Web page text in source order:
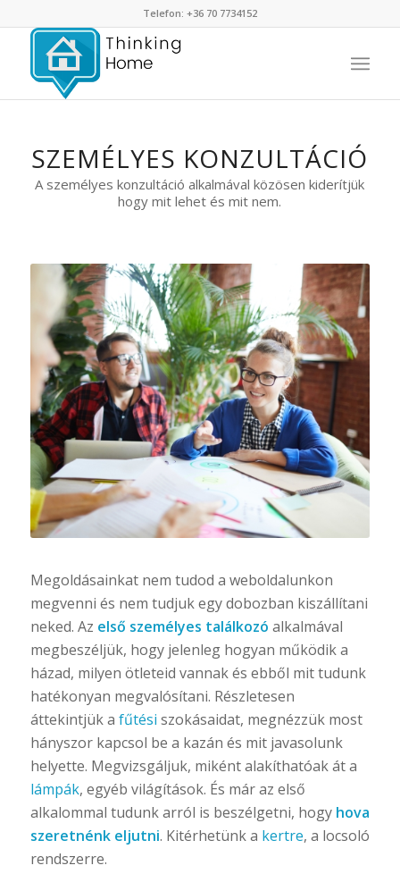
Telefon: +36 70 7734152
SZEMÉLYES KONZULTÁCIÓ
A személyes konzultáció alkalmával közösen kiderítjük
hogy mit lehet és mit nem.
Megoldásainkat nem tudod a weboldalunkon
megvenni és nem tudjuk egy dobozban kiszállítani
neked. Az első személyes találkozó alkalmával
megbeszéljük, hogy jelenleg hogyan működik a
házad, milyen ötleteid vannak és ebből mit tudunk
hatékonyan megvalósítani. Részletesen
áttekintjük a fűtési szokásaidat, megnézzük most
hányszor kapcsol be a kazán és mit javasolunk
helyette. Megvizsgáljuk, miként alakíthatóak át a
lámpák, egyéb világítások. És már az első
alkalommal tudunk arról is beszélgetni, hogy hova
szeretnénk eljutni. Kitérhetünk a kertre, a locsoló
rendszerre.